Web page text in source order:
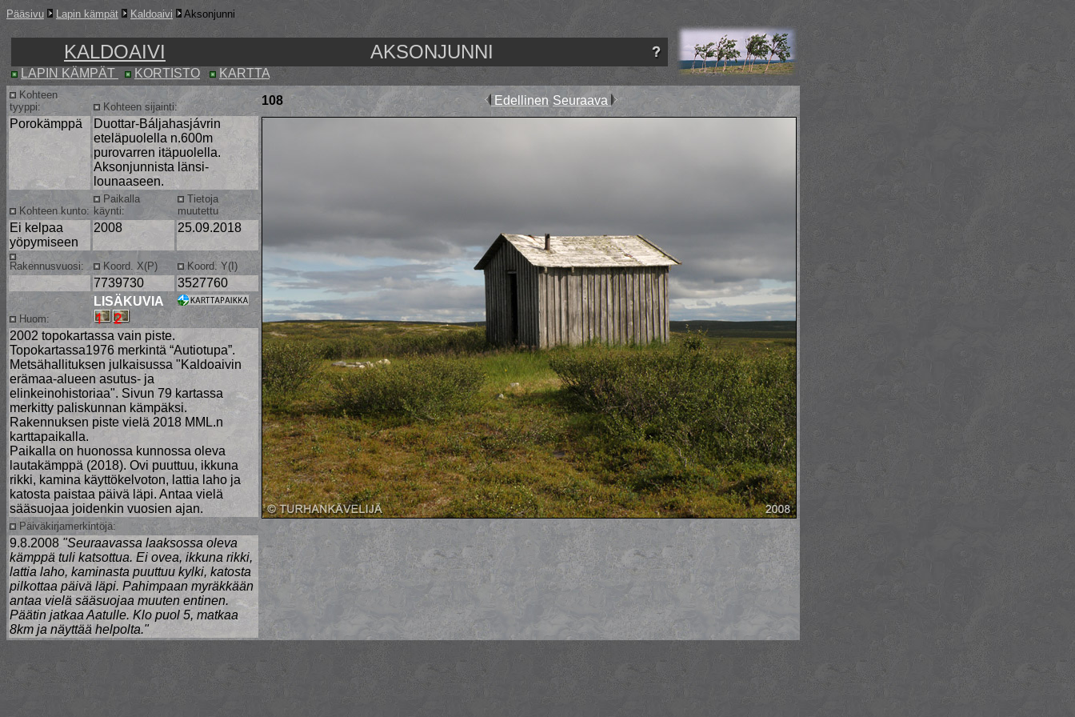
Pääsivu Lapin kämpät Kaldoaivi Aksonjunni
KALDOAIVI AKSONJUNNI
LAPIN KÄMPÄT KORTISTO KARTTA
Kohteen
tyyppi:
Kohteen sijainti: 108 Edellinen Seuraava
Porokämppä
Duottar-Báljahasjávrin
eteläpuolella n.600m
purovarren itäpuolella.
Aksonjunnista länsi-
lounaaseen.
Kohteen kunto:
Paikalla
käynti:
Tietoja
muutettu
Ei kelpaa
yöpymiseen
2008 25.09.2018
Rakennusvuosi: Koord. X(P) Koord. Y(I)
7739730 3527760
Huom:
LISÄKUVIA
2002 topokartassa vain piste.
Topokartassa1976 merkintä “Autiotupa”.
Metsähallituksen julkaisussa "Kaldoaivin
erämaa-alueen asutus- ja
elinkeinohistoriaa". Sivun 79 kartassa
merkitty paliskunnan kämpäksi.
Rakennuksen piste vielä 2018 MML.n
karttapaikalla.
Paikalla on huonossa kunnossa oleva
lautakämppä (2018). Ovi puuttuu, ikkuna
rikki, kamina käyttökelvoton, lattia laho ja
katosta paistaa päivä läpi. Antaa vielä
sääsuojaa joidenkin vuosien ajan.
Päiväkirjamerkintöjä:
9.8.2008 "Seuraavassa laaksossa oleva
kämppä tuli katsottua. Ei ovea, ikkuna rikki,
lattia laho, kaminasta puuttuu kylki, katosta
pilkottaa päivä läpi. Pahimpaan myräkkään
antaa vielä sääsuojaa muuten entinen.
Päätin jatkaa Aatulle. Klo puol 5, matkaa
8km ja näyttää helpolta."